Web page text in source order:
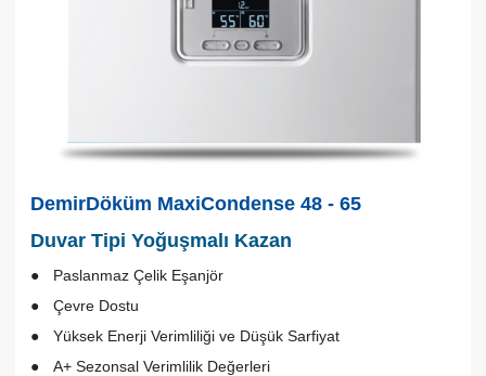
DemirDöküm MaxiCondense 48 - 65
Duvar Tipi Yoğuşmalı Kazan
Paslanmaz Çelik Eşanjör
Çevre Dostu
Yüksek Enerji Verimliliği ve Düşük Sarfiyat
A+ Sezonsal Verimlilik Değerleri